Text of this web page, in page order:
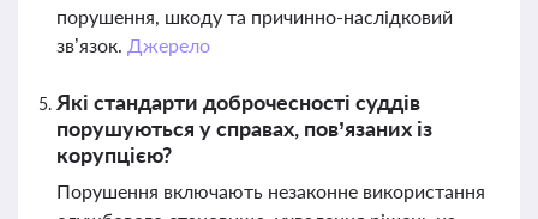
порушення, шкоду та причинно-наслідковий
зв’язок. Джерело
Які стандарти доброчесності суддів
порушуються у справах, пов’язаних із
корупцією?
Порушення включають незаконне використання